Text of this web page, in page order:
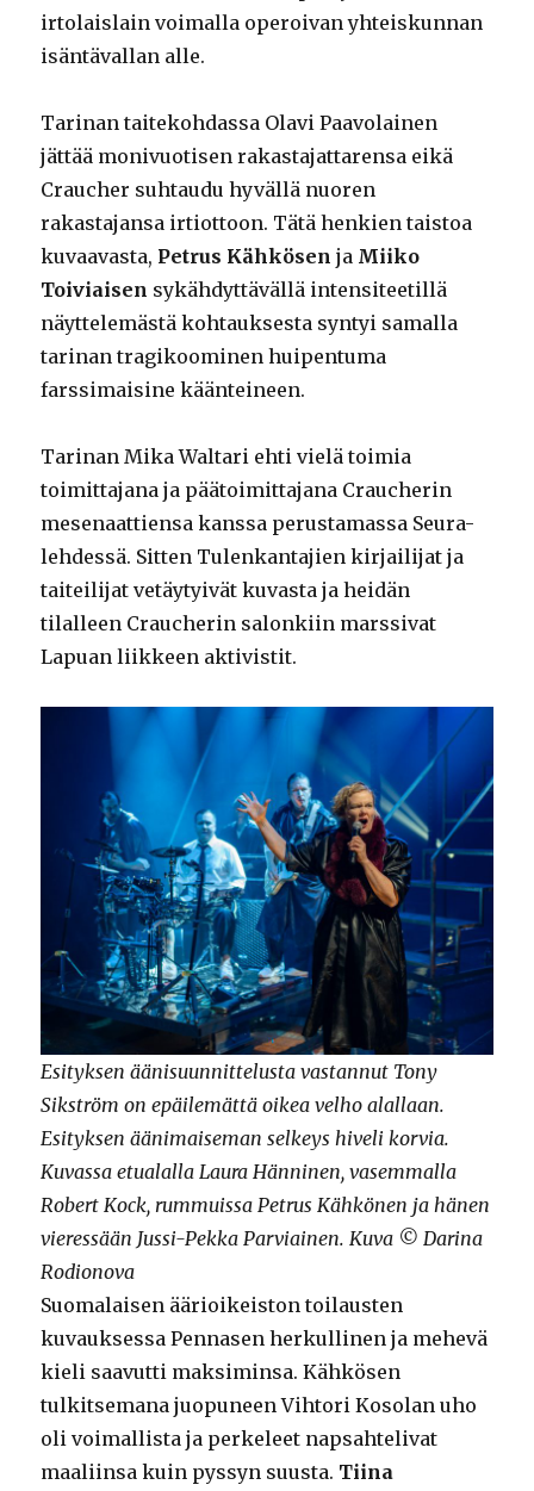
irtolaislain voimalla operoivan yhteiskunnan
isäntävallan alle.
Tarinan taitekohdassa Olavi Paavolainen
jättää monivuotisen rakastajattarensa eikä
Craucher suhtaudu hyvällä nuoren
rakastajansa irtiottoon. Tätä henkien taistoa
kuvaavasta, Petrus Kähkösen ja Miiko
Toiviaisen sykähdyttävällä intensiteetillä
näyttelemästä kohtauksesta syntyi samalla
tarinan tragikoominen huipentuma
farssimaisine käänteineen.
Tarinan Mika Waltari ehti vielä toimia
toimittajana ja päätoimittajana Craucherin
mesenaattiensa kanssa perustamassa Seura-
lehdessä. Sitten Tulenkantajien kirjailijat ja
taiteilijat vetäytyivät kuvasta ja heidän
tilalleen Craucherin salonkiin marssivat
Lapuan liikkeen aktivistit.
Esityksen äänisuunnittelusta vastannut Tony
Sikström on epäilemättä oikea velho alallaan.
Esityksen äänimaiseman selkeys hiveli korvia.
Kuvassa etualalla Laura Hänninen, vasemmalla
Robert Kock, rummuissa Petrus Kähkönen ja hänen
vieressään Jussi-Pekka Parviainen. Kuva © Darina
Rodionova
Suomalaisen äärioikeiston toilausten
kuvauksessa Pennasen herkullinen ja mehevä
kieli saavutti maksiminsa. Kähkösen
tulkitsemana juopuneen Vihtori Kosolan uho
oli voimallista ja perkeleet napsahtelivat
maaliinsa kuin pyssyn suusta. Tiina